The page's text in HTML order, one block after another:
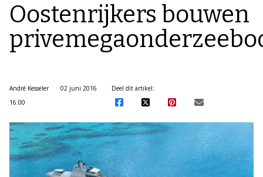
Oostenrijkers bouwen
André Kesseler
02 juni 2016
16:00
Deel dit artikel: